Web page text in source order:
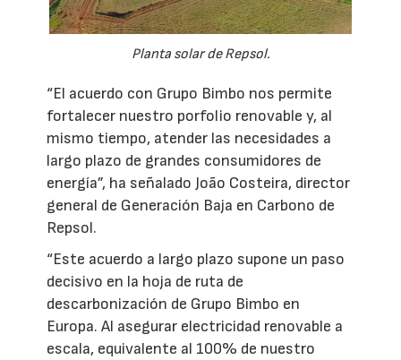
Planta solar de Repsol.
“El acuerdo con Grupo Bimbo nos permite
fortalecer nuestro porfolio renovable y, al
mismo tiempo, atender las necesidades a
largo plazo de grandes consumidores de
energía”, ha señalado João Costeira, director
general de Generación Baja en Carbono de
Repsol.
“Este acuerdo a largo plazo supone un paso
decisivo en la hoja de ruta de
descarbonización de Grupo Bimbo en
Europa. Al asegurar electricidad renovable a
escala, equivalente al 100% de nuestro